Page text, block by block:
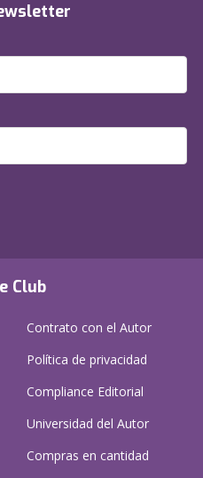
Club
Contrato con el Autor
Política de privacidad
Compliance Editorial
Universidad del Autor
Compras en cantidad